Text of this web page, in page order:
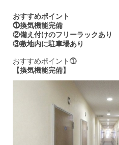
おすすめポイント
⓵換気機能完備
②備え付けのフリーラックあり
③敷地内に駐車場あり
おすすめポイント⓵
【換気機能完備】